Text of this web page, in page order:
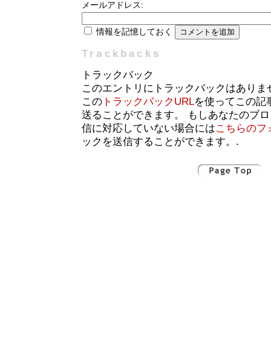
メールアドレス:
情報を記憶しておく
Trackbacks
トラックバック
このエントリにトラックバックはありま
この トラックバックURLを使ってこの記
送ることができます。 もしあなたのブ
信に対応していない場合にはこちらのフ
ックを送信することができます。.